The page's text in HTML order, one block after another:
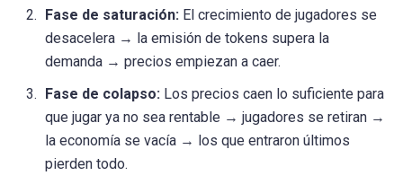
Fase de saturación: El crecimiento de jugadores se
desacelera → la emisión de tokens supera la
demanda → precios empiezan a caer.
Fase de colapso: Los precios caen lo suficiente para
que jugar ya no sea rentable → jugadores se retiran →
la economía se vacía → los que entraron últimos
pierden todo.